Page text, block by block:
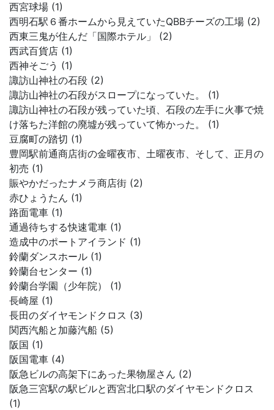
西宮球場 (1)
西明石駅６番ホームから見えていたQBBチーズの工場 (2)
西東三鬼が住んだ「国際ホテル」 (2)
西武百貨店 (1)
西神そごう (1)
諏訪山神社の石段 (2)
諏訪山神社の石段がスロープになっていた。 (1)
諏訪山神社の石段が残っていた頃、石段の左手に火事で焼
け落ちた洋館の廃墟が残っていて怖かった。 (1)
豆腐町の踏切 (1)
豊岡駅前通商店街の金曜夜市、土曜夜市、そして、正月の
初売 (1)
賑やかだったナメラ商店街 (2)
赤ひょうたん (1)
路面電車 (1)
通過待ちする快速電車 (1)
造成中のポートアイランド (1)
鈴蘭ダンスホール (1)
鈴蘭台センター (1)
鈴蘭台学園（少年院） (1)
長崎屋 (1)
長田のダイヤモンドクロス (3)
関西汽船と加藤汽船 (5)
阪国 (1)
阪国電車 (4)
阪急ビルの高架下にあった果物屋さん (2)
阪急三宮駅の駅ビルと西宮北口駅のダイヤモンドクロス
(1)